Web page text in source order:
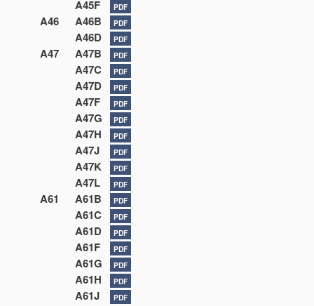
A45F PDF
A46 A46B PDF
A46D PDF
A47 A47B PDF
A47C PDF
A47D PDF
A47F PDF
A47G PDF
A47H PDF
A47J PDF
A47K PDF
A47L PDF
A61 A61B PDF
A61C PDF
A61D PDF
A61F PDF
A61G PDF
A61H PDF
A61J PDF